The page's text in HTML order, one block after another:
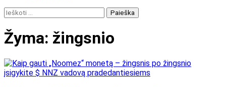
Ieškoti:
Žyma: žingsnio